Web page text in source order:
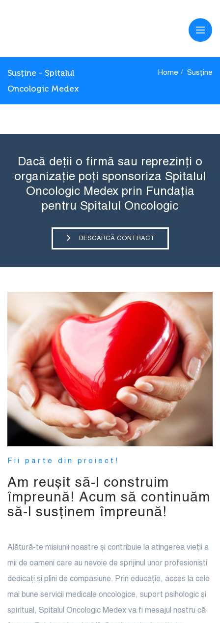
Susține - Spitalul
Oncologic Medex
Home Susține
Dacă deții o firmă sau reprezinți o
organizație poți sponsoriza Spitalul
Oncologic Medex prin Fundația
pentru Spitalul Oncologic
DESCARCĂ CONTRACT
Fii parte din proiect!
Am reușit să-l construim
împreună! Acum să continuăm
să-l susținem împreună!
Alătură-te misiunii noastre și contribuie la atingerea vieţii a
mii de oameni care au nevoie de sprijinul unor profesioniști
dedicați și plini de compasiune. Prin educație, acces la cele
mai bune servicii medicale oncologice, suport psihologic și
spiritual, Spitalul Oncologic Medex va fi mesajul nostru că